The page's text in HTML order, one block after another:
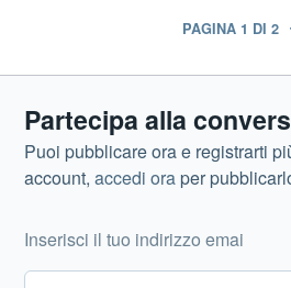
PAGINA 1 DI 2
Partecipa alla
Puoi pubblicare ora e registrarti
account,accedi oraper